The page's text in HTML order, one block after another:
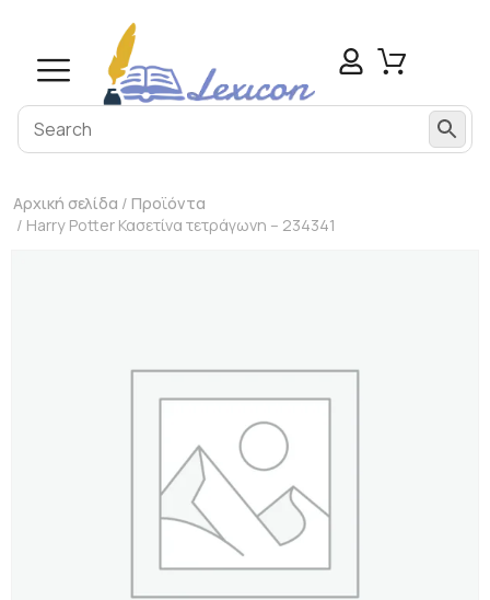
Αρχική σελίδα / Προϊόντα
/ Harry Potter Κασετίνα τετράγωνη – 234341